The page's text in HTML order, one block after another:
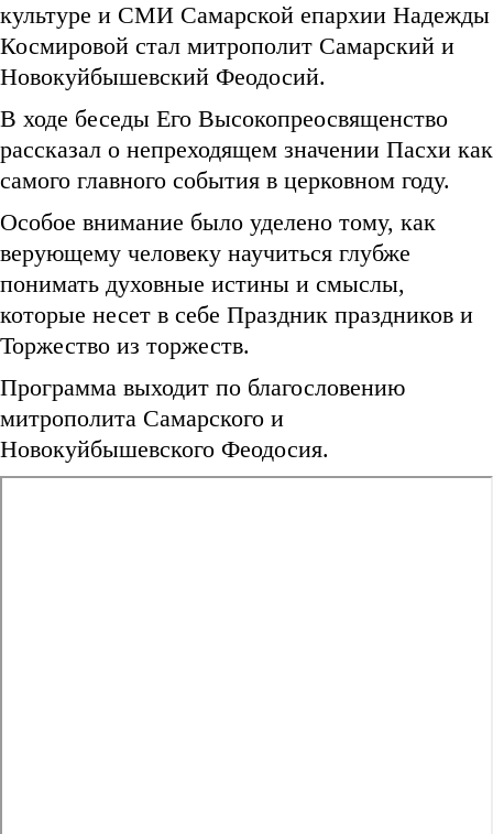
культуре и СМИ Самарской епархии Надежды
Космировой стал митрополит Самарский и
Новокуйбышевский Феодосий.
В ходе беседы Его Высокопреосвященство
рассказал о непреходящем значении Пасхи как
самого главного события в церковном году.
Особое внимание было уделено тому, как
верующему человеку научиться глубже
понимать духовные истины и смыслы,
которые несет в себе Праздник праздников и
Торжество из торжеств.
Программа выходит по благословению
митрополита Самарского и
Новокуйбышевского Феодосия.